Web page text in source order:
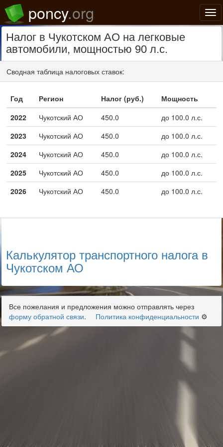
poncy.org
Налог в Чукотском АО на легковые
автомобили, мощностью 90 л.с.
Сводная таблица налоговых ставок:
Год Регион Налог (руб.)
Мощность
2022
Чукотский АО 450.0
до 100.0 л.с.
2023
Чукотский АО 450.0
до 100.0 л.с.
2024
Чукотский АО 450.0
до 100.0 л.с.
2025
Чукотский АО 450.0
до 100.0 л.с.
2026
Чукотский АО 450.0 до 100.0 л.с.
Калькулятор транспортного налога в
Чукотском АО
Все пожелания и предложения можно отправлять через
форму обратной связи. Политика конфиденциальности ⚙️